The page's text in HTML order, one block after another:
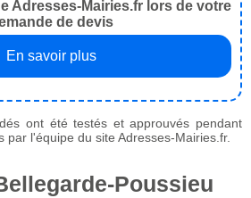
Adresses-Mairies.fr lors de votre
de devis
En savoir plus
ont été testés et approuvés pendant
par l'équipe du site Adresses-Mairies.fr.
Poussieu